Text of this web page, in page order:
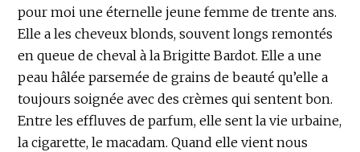
pour moi une éternelle jeune femme de trente ans.
Elle a les cheveux blonds, souvent longs remontés
en queue de cheval à la Brigitte Bardot. Elle a une
peau hâlée parsemée de grains de beauté qu’elle a
toujours soignée avec des crèmes qui sentent bon.
Entre les effluves de parfum, elle sent la vie urbaine,
la cigarette, le macadam. Quand elle vient nous